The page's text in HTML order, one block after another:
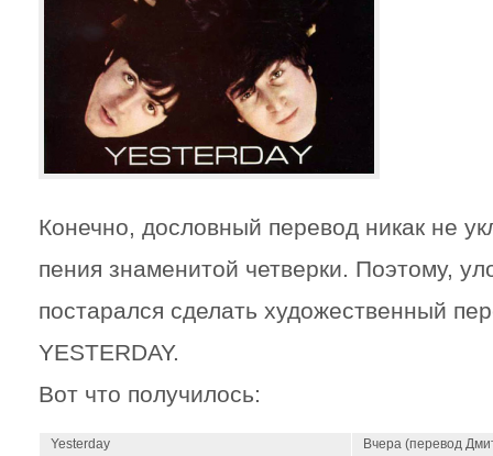
Конечно, дословный перевод никак не
пения знаменитой четверки. Поэтому,
постарался сделать художественный
YESTERDAY.
Вот что получилось:
Yesterday Вчера (перевод